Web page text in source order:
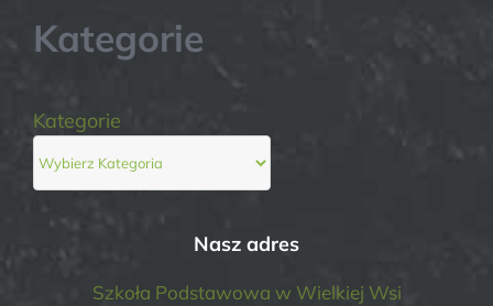
Kategorie
Kategorie
Nasz adres
Szkoła Podstawowa w Wielkiej Wsi